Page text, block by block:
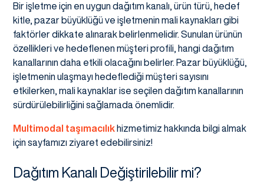
Bir işletme için en uygun dağıtım kanalı, ürün türü, hedef
kitle, pazar büyüklüğü ve işletmenin mali kaynakları gibi
faktörler dikkate alınarak belirlenmelidir. Sunulan ürünün
özellikleri ve hedeflenen müşteri profili, hangi dağıtım
kanallarının daha etkili olacağını belirler. Pazar büyüklüğü,
işletmenin ulaşmayı hedeflediği müşteri sayısını
etkilerken, mali kaynaklar ise seçilen dağıtım kanallarının
sürdürülebilirliğini sağlamada önemlidir.
Multimodal taşımacılık hizmetimiz hakkında bilgi almak
için sayfamızı ziyaret edebilirsiniz!
Dağıtım Kanalı Değiştirilebilir mi?